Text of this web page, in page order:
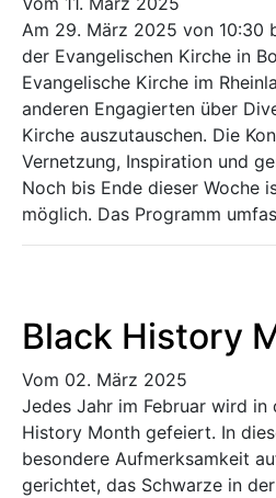
Am 29. März 2025 von 10:30
der Evangelischen Kirche in
Evangelische Kirche im
anderen Engagierten über
Kirche auszutauschen. Die
Vernetzung, Inspiration und
Noch bis Ende dieser Woche
möglich. Das Programm
Black History
Vom 02. März 2025
Jedes Jahr im Februar wird in
History Month gefeiert. In
besondere Aufmerksamkeit
gerichtet, das Schwarze in